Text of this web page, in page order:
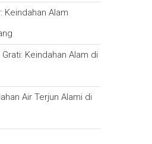
Keindahan Alam
Keindahan Alam di
Air Terjun Alami di